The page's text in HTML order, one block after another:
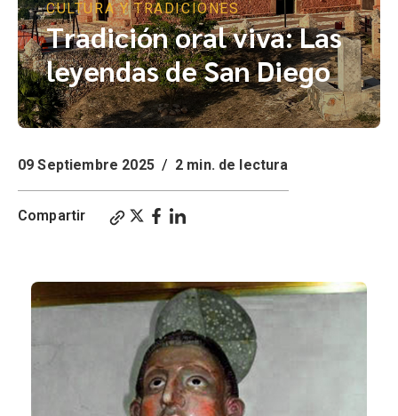
CULTURA Y TRADICIONES
Tradición oral viva: Las
leyendas de San Diego
09 Septiembre 2025 / 2 min. de lectura
Compartir